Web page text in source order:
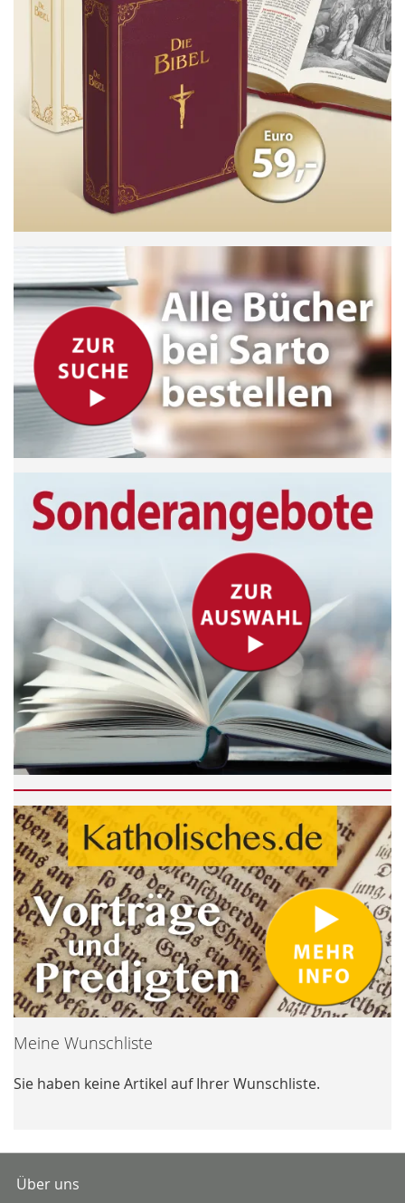
Meine Wunschliste
Sie haben keine Artikel auf Ihrer Wunschliste.
Über uns